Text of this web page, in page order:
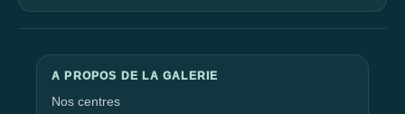
A PROPOS DE LA GALERIE
Nos centres